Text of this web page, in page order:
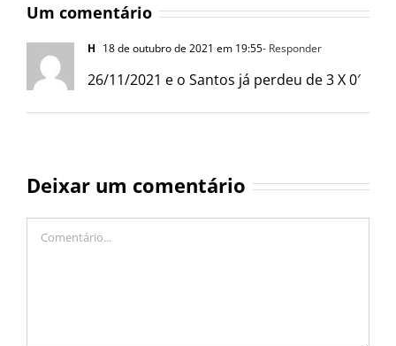
Um comentário
H 18 de outubro de 2021 em 19:55- Responder
26/11/2021 e o Santos já perdeu de 3 X 0′
Deixar um comentário